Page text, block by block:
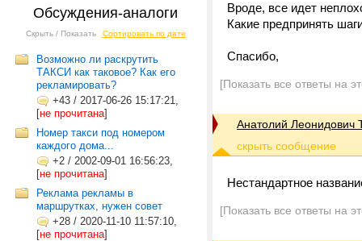
Обсуждения-аналоги
Скрыть / Показать Сортировать по дате
Возможно ли раскрутить
ТАКСИ как таковое? Как его
рекламировать?
+43 / 2017-06-26 15:17:21,
[не прочитана]
Номер такси под номером
каждого дома...
+2 / 2002-09-01 16:56:23,
[не прочитана]
Реклама рекламы в
маршрутках, нужен совет
+28 / 2020-11-10 11:57:10,
[не прочитана]
Вроде, все идет
Какие предпринять
Спасибо,
[Показать все ответы на
Анатолий Леонидович
Нестандартное
[Показать все ответы на